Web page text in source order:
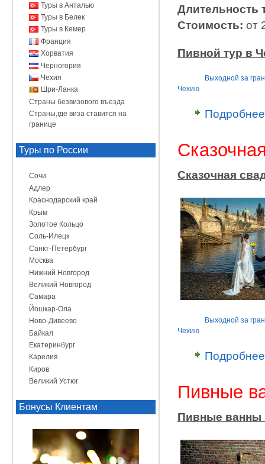
Длительность
Стоимость: от
Пивной тур в
Выходной за
Чехию
Подробнее
Сказочная
Выходной за
Чехию
Подробнее
Пивные
Пивные ванны
Туры в Анталью
Туры в Белек
Туры в Кемер
Франция
Хорватия
Черногория
Чехия
Шри-Ланка
Страны безвизового въезда
Страны,где виза ставится на
границе
Туры по России
Сочи
Адлер
Краснодарский край
Крым
Золотое Кольцо
Соль-Илецк
Санкт-Петербург
Москва
Нижний Новгород
Великий Новгород
Самара
Йошкар-Ола
Ново-Дивеево
Байкал
Екатеринбург
Карелия
Киров
Великий Устюг
Бонусы Клиентам